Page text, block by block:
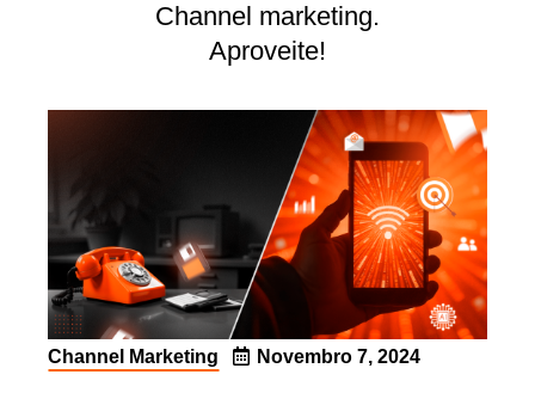
Channel marketing.
Aproveite!
Channel Marketing Novembro 7, 2024